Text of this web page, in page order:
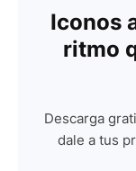
Iconos
ritmo
Descarga
dale a tus